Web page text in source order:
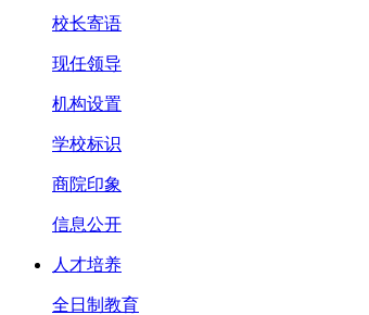
校长寄语
现任领导
机构设置
学校标识
商院印象
信息公开
人才培养
全日制教育